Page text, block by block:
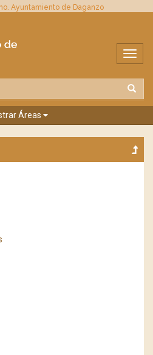
Ayuntamiento de Daganzo
Áreas